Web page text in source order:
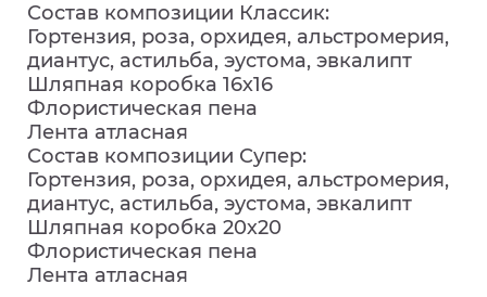
Состав композиции Классик:
Гортензия, роза, орхидея, альстромерия,
диантус, астильба, эустома, эвкалипт
Шляпная коробка 16х16
Флористическая пена
Лента атласная
Состав композиции Супер:
Гортензия, роза, орхидея, альстромерия,
диантус, астильба, эустома, эвкалипт
Шляпная коробка 20х20
Флористическая пена
Лента атласная